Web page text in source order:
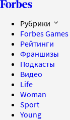
Рубрики
Forbes Games
Рейтинги
Франшизы
Подкасты
Видео
Life
Woman
Sport
Young